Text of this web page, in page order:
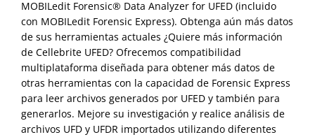
MOBILedit Forensic® Data Analyzer for UFED (incluido
con MOBILedit Forensic Express). Obtenga aún más datos
de sus herramientas actuales ¿Quiere más información
de Cellebrite UFED? Ofrecemos compatibilidad
multiplataforma diseñada para obtener más datos de
otras herramientas con la capacidad de Forensic Express
para leer archivos generados por UFED y también para
generarlos. Mejore su investigación y realice análisis de
archivos UFD y UFDR importados utilizando diferentes